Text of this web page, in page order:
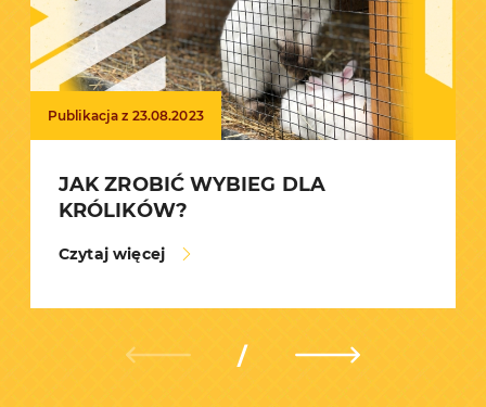
Publikacja z 23.08.2023
JAK ZROBIĆ WYBIEG DLA
KRÓLIKÓW?
Czytaj więcej